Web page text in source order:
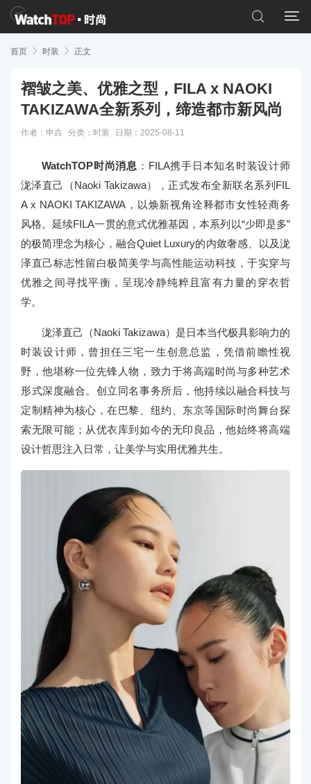


首页  时装  正文
褶皱之美、优雅之型，FILA x NAOKI
TAKIZAWA全新系列，缔造都市新风尚
作者：申垚 分类： 时装 日期：2025-08-11
WatchTOP时尚消息 ：FILA携手日本知名时装设计师
泷泽直己（Naoki Takizawa），正式发布全新联名系列FIL
A x NAOKI TAKIZAWA，以焕新视角诠释都市女性轻商务
风格。延续FILA一贯的意式优雅基因，本系列以“少即是多”
的极简理念为核心，融合Quiet Luxury的内敛奢感、以及泷
泽直己标志性留白极简美学与高性能运动科技，于实穿与
优雅之间寻找平衡，呈现冷静纯粹且富有力量的穿衣哲
学。
泷泽直己（Naoki Takizawa）是日本当代极具影响力的
时装设计师，曾担任三宅一生创意总监，凭借前瞻性视
野，他堪称一位先锋人物，致力于将高端时尚与多种艺术
形式深度融合。创立同名事务所后，他持续以融合科技与
定制精神为核心，在巴黎、纽约、东京等国际时尚舞台探
索无限可能；从优衣库到如今的无印良品，他始终将高端
设计哲思注入日常，让美学与实用优雅共生。